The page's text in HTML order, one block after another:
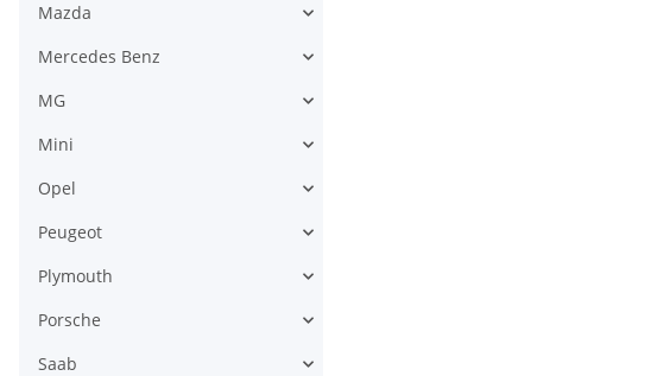
Mazda
Mercedes Benz
MG
Mini
Opel
Peugeot
Plymouth
Porsche
Saab